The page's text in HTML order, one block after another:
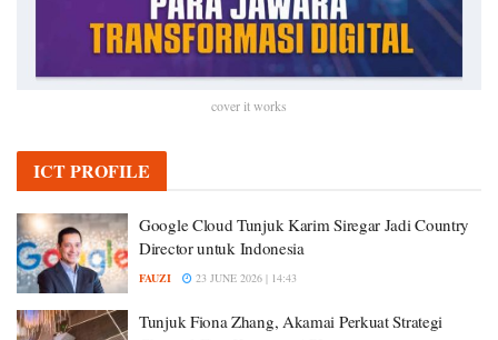
cover it works
ICT PROFILE
Google Cloud Tunjuk Karim Siregar Jadi Country
Director untuk Indonesia
FAUZI 23 JUNE 2026 | 14:43
Tunjuk Fiona Zhang, Akamai Perkuat Strategi